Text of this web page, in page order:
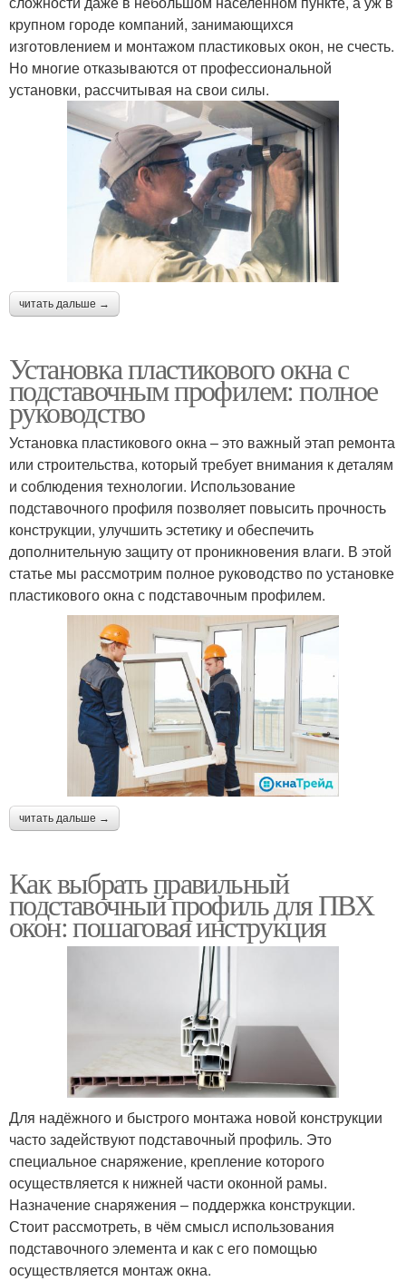
крупном городе компаний, занимающихся
изготовлением и монтажом пластиковых окон, не счесть.
Но многие отказываются от профессиональной
установки, рассчитывая на свои силы.
читать дальше →
Установка пластикового окна с
подставочным профилем: полное
руководство
Установка пластикового окна – это важный этап ремонта
или строительства, который требует внимания к деталям
и соблюдения технологии. Использование
подставочного профиля позволяет повысить прочность
конструкции, улучшить эстетику и обеспечить
дополнительную защиту от проникновения влаги. В этой
статье мы рассмотрим полное руководство по установке
пластикового окна с подставочным профилем.
читать дальше →
Как выбрать правильный
подставочный профиль для ПВХ
окон: пошаговая инструкция
Для надёжного и быстрого монтажа новой конструкции
часто задействуют подставочный профиль. Это
специальное снаряжение, крепление которого
осуществляется к нижней части оконной рамы.
Назначение снаряжения – поддержка конструкции.
Стоит рассмотреть, в чём смысл использования
подставочного элемента и как с его помощью
осуществляется монтаж окна.